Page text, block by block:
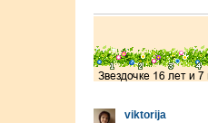
н
viktorija